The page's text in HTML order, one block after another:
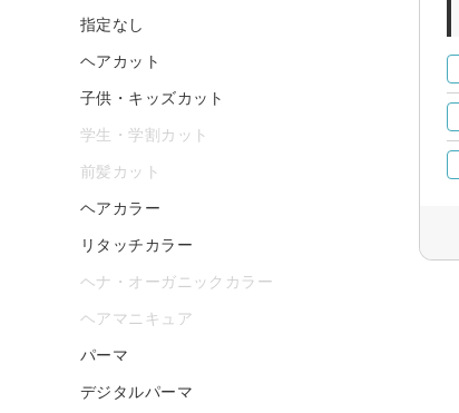
指定なし
ヘアカット
子供・キッズカット
学生・学割カット
前髪カット
ヘアカラー
リタッチカラー
ヘナ・オーガニックカラー
ヘアマニキュア
パーマ
デジタルパーマ